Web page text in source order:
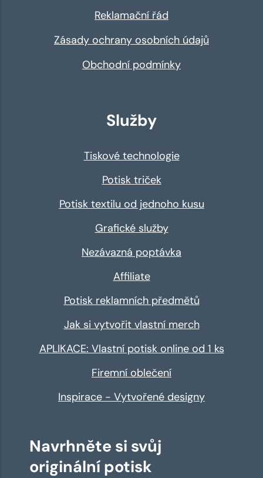
Reklamační řád
Zásady ochrany osobních údajů
Obchodní podmínky
Služby
Tiskové technologie
Potisk triček
Potisk textilu od jednoho kusu
Grafické služby
Nezávazná poptávka
Affiliate
Potisk reklamních předmětů
Jak si vytvořit vlastní merch
APLIKACE: Vlastní potisk online od 1 ks
Firemní oblečení
Inspirace - Vytvořené designy
Navrhněte si svůj
originální potisk